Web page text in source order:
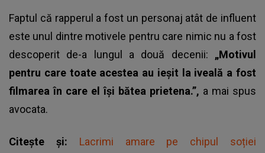
Faptul că rapperul a fost un personaj atât de influent
este unul dintre motivele pentru care nimic nu a fost
descoperit de-a lungul a două decenii: „Motivul
pentru care toate acestea au ieșit la iveală a fost
filmarea în care el își bătea prietena.”, a mai spus
avocata.
Citește și: Lacrimi amare pe chipul soției